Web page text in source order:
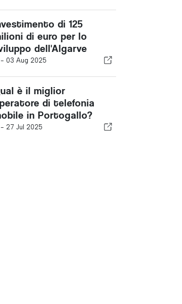
di 125
di euro per lo
dell'Algarve
- 03 Aug 2025
è il miglior
di telefonia
in Portogallo?
- 27 Jul 2025